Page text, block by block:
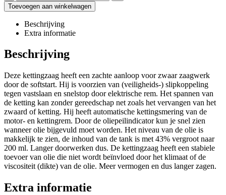
Toevoegen aan winkelwagen
Beschrijving
Extra informatie
Beschrijving
Deze kettingzaag heeft een zachte aanloop voor zwaar zaagwerk
door de softstart. Hij is voorzien van (veiligheids-) slipkoppeling
tegen vastslaan en snelstop door elektrische rem. Het spannen van
de ketting kan zonder gereedschap net zoals het vervangen van het
zwaard of ketting. Hij heeft automatische kettingsmering van de
motor- en kettingrem. Door de oliepeilindicator kun je snel zien
wanneer olie bijgevuld moet worden. Het niveau van de olie is
makkelijk te zien, de inhoud van de tank is met 43% vergroot naar
200 ml. Langer doorwerken dus. De kettingzaag heeft een stabiele
toevoer van olie die niet wordt beïnvloed door het klimaat of de
viscositeit (dikte) van de olie. Meer vermogen en dus langer zagen.
Extra informatie